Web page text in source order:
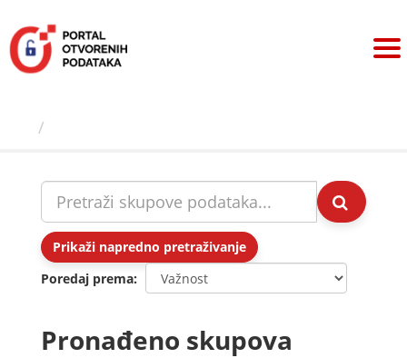
sadržaj
Prikaži napredno pretraživanje
Poredaj prema
Pronađeno skupova